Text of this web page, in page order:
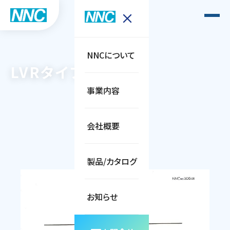
NNCについて
事業内容
会社概要
製品/カタログ
お知らせ
LVRタイプ